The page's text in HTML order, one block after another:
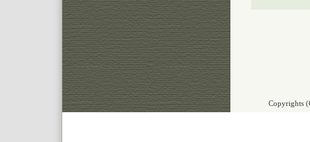
Copyrights